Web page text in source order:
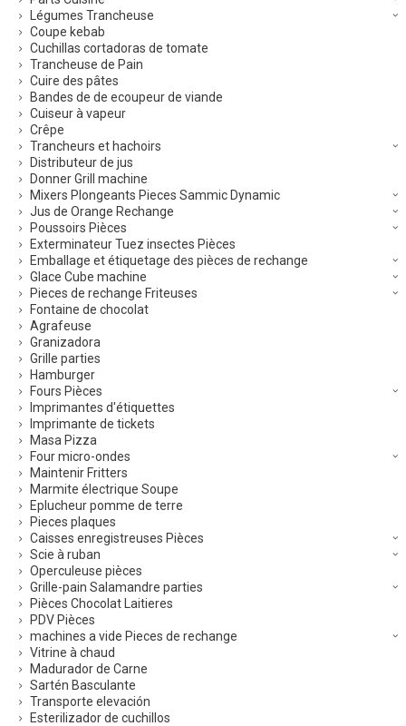
Légumes Trancheuse
Coupe kebab
Cuchillas cortadoras de tomate
Trancheuse de Pain
Cuire des pâtes
Bandes de de ecoupeur de viande
Cuiseur à vapeur
Crêpe
Trancheurs et hachoirs
Distributeur de jus
Donner Grill machine
Mixers Plongeants Pieces Sammic Dynamic
Jus de Orange Rechange
Poussoirs Pièces
Exterminateur Tuez insectes Pièces
Emballage et étiquetage des pièces de rechange
Glace Cube machine
Pieces de rechange Friteuses
Fontaine de chocolat
Agrafeuse
Granizadora
Grille parties
Hamburger
Fours Pièces
Imprimantes d'étiquettes
Imprimante de tickets
Masa Pizza
Four micro-ondes
Maintenir Fritters
Marmite électrique Soupe
Eplucheur pomme de terre
Pieces plaques
Caisses enregistreuses Pièces
Scie à ruban
Operculeuse pièces
Grille-pain Salamandre parties
Pièces Chocolat Laitieres
PDV Pièces
machines a vide Pieces de rechange
Vitrine à chaud
Madurador de Carne
Sartén Basculante
Transporte elevación
Esterilizador de cuchillos